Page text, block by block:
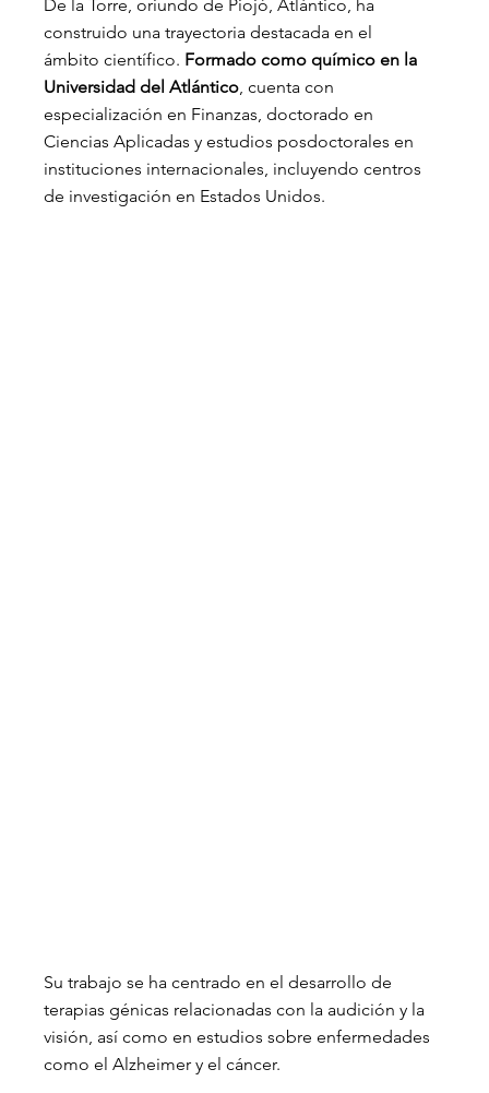
De la Torre, oriundo de Piojó, Atlántico, ha
construido una trayectoria destacada en el
ámbito científico. Formado como químico en la
Universidad del Atlántico , cuenta con
especialización en Finanzas, doctorado en
Ciencias Aplicadas y estudios posdoctorales en
instituciones internacionales, incluyendo centros
de investigación en Estados Unidos.
Su trabajo se ha centrado en el desarrollo de
terapias génicas relacionadas con la audición y la
visión, así como en estudios sobre enfermedades
como el Alzheimer y el cáncer.